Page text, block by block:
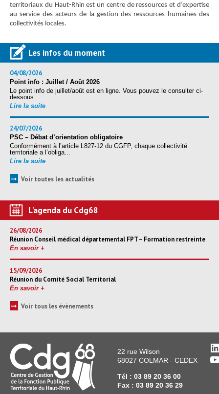
territoriaux du Haut-Rhin est un centre de ressources et d’expertise
au service des acteurs de la gestion des ressources humaines des
collectivités locales.
Les infos du moment
04/08/2026
Point info : Juillet / Août 2026
Le point info de juillet/août est en ligne. Vous pouvez le consulter ci-
dessous.
Lire la suite
24/07/2026
PSC – Débat d’orientation obligatoire
Conformément à l’article L827-12 du CGFP, chaque collectivité
territoriale a l’obliga...
Lire la suite
➞ Voir toutes les actualités
L'agenda du Cdg68
26/08/2026
Réunion Conseil médical départemental FPT – Formation restreinte
En savoir +
15/09/2026
Réunion du Comité Social Territorial
En savoir +
➞ Voir tous les évènements
22 rue Wilson
68027 COLMAR - CEDEX
Tél : 03 89 20 36 00
Fax : 03 89 20 36 29